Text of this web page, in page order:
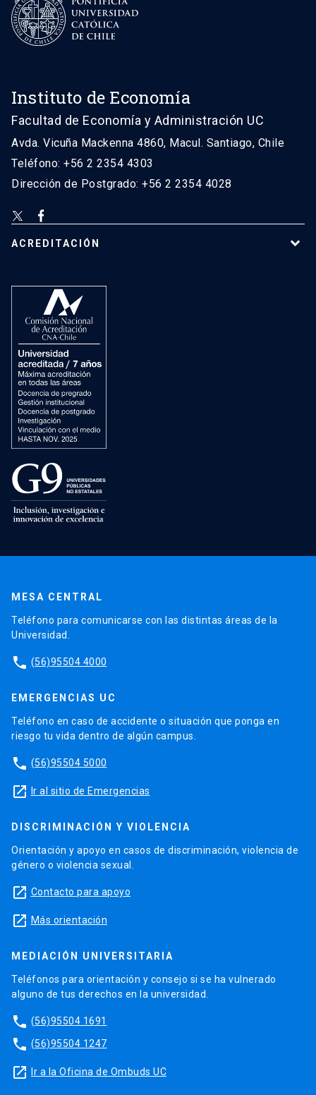
Instituto de Economía
Facultad de Economía y Administración UC
Avda. Vicuña Mackenna 4860, Macul. Santiago, Chile
Teléfono: +56 2 2354 4303
Dirección de Postgrado: +56 2 2354 4028
ACREDITACIÓN
MESA CENTRAL
Teléfono para comunicarse con las distintas áreas de la
Universidad.
phone (56)95504 4000
EMERGENCIAS UC
Teléfono en caso de accidente o situación que ponga en
riesgo tu vida dentro de algún campus.
phone (56)95504 5000
launch Ir al sitio de Emergencias
DISCRIMINACIÓN Y VIOLENCIA
Orientación y apoyo en casos de discriminación, violencia de
género o violencia sexual.
launch Contacto para apoyo
launch Más orientación
MEDIACIÓN UNIVERSITARIA
Teléfonos para orientación y consejo si se ha vulnerado
alguno de tus derechos en la universidad.
phone (56)95504 1691
phone (56)95504 1247
launch Ir a la Oficina de Ombuds UC